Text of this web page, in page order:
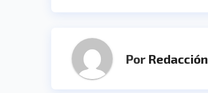
Por Redacción